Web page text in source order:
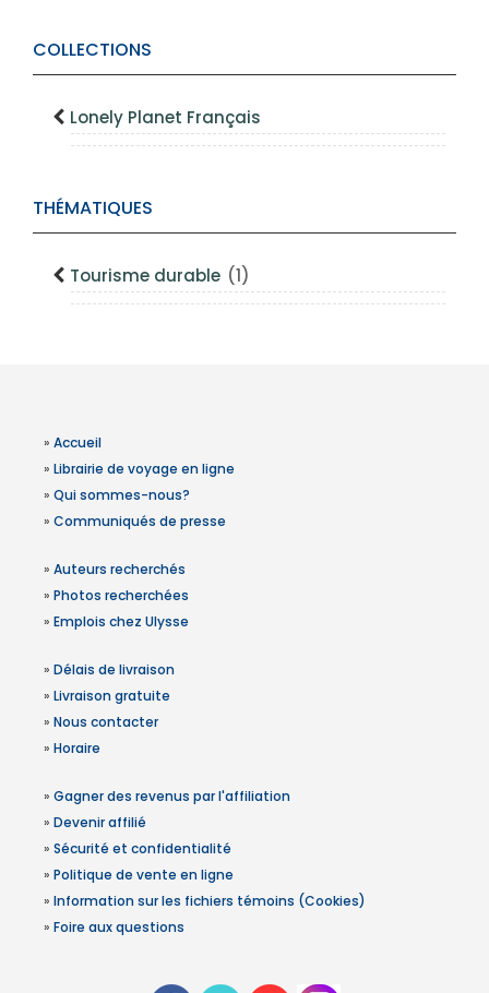
COLLECTIONS
Lonely Planet Français
THÉMATIQUES
Tourisme durable (1)
» Accueil
» Librairie de voyage en ligne
» Qui sommes-nous?
» Communiqués de presse
» Auteurs recherchés
» Photos recherchées
» Emplois chez Ulysse
» Délais de livraison
» Livraison gratuite
» Nous contacter
» Horaire
» Gagner des revenus par l'affiliation
» Devenir affilié
» Sécurité et confidentialité
» Politique de vente en ligne
» Information sur les fichiers témoins (Cookies)
» Foire aux questions